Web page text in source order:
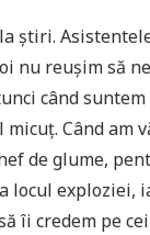
știri.
nu reușim să
când
Când am
de glume,
locul exploziei,
îi credem pe